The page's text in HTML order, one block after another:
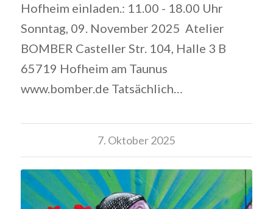
Hofheim einladen.: 11.00 - 18.00 Uhr
Sonntag, 09. November 2025 Atelier
BOMBER Casteller Str. 104, Halle 3 B
65719 Hofheim am Taunus
www.bomber.de Tatsächlich…
7. Oktober 2025